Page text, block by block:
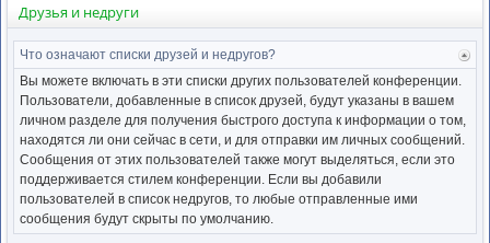
Друзья и недруги
Что означают списки друзей и недругов?
Вы можете включать в эти списки других пользователей конференции.
Пользователи, добавленные в список друзей, будут указаны в вашем
личном разделе для получения быстрого доступа к информации о том,
находятся ли они сейчас в сети, и для отправки им личных сообщений.
Сообщения от этих пользователей также могут выделяться, если это
поддерживается стилем конференции. Если вы добавили
пользователей в список недругов, то любые отправленные ими
сообщения будут скрыты по умолчанию.